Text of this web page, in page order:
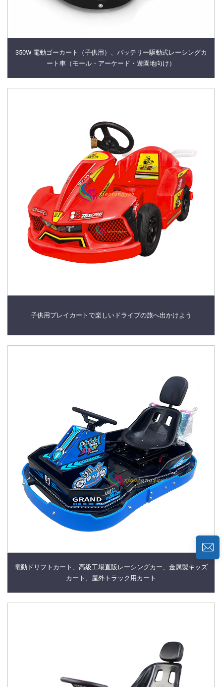
350W 電動ゴーカート（子供用）、バッテリー駆動式レーシングカ
ート車（モール・アーケード・遊園地向け）
子供用プレイカートで楽しいドライブの旅へ出かけよう
電動ドリフトカート、高級工場直販レーシングカー、金属製キッズ
カート、屋外トラック用カート